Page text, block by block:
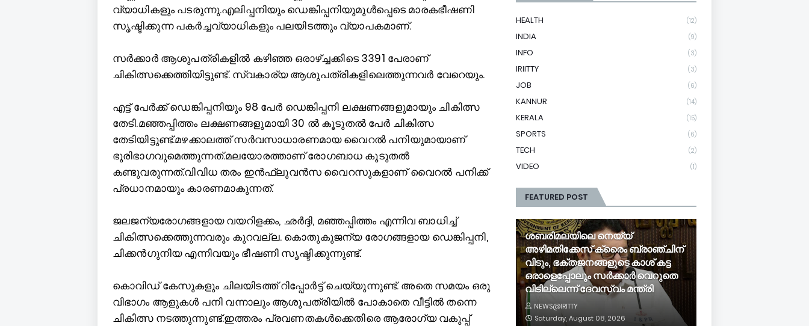
വ്യാധികളും പടരുന്നു.എലിപ്പനിയും ഡെങ്കിപ്പനിയുമുള്‍പ്പെടെ മാരകഭീഷണി
സൃഷ്ടിക്കുന്ന പകർച്ചവ്യാധികളും പലയിടത്തും വ്യാപകമാണ്.
സർക്കാർ ആശുപത്രികളില്‍ കഴിഞ്ഞ ഒരാഴ്ച്ചക്കിടെ 3391 പേരാണ്
ചികിത്സക്കെത്തിയിട്ടുണ്ട്. സ്വകാര്യ ആശുപത്രികളിലെത്തുന്നവർ വേറെയും.
എട്ട് പേർക്ക് ഡെങ്കിപ്പനിയും 98 പേർ ഡെങ്കിപ്പനി ലക്ഷണങ്ങളുമായും ചികിത്സ
തേടി.മഞ്ഞപ്പിത്തം ലക്ഷണങ്ങളുമായി 30 ല്‍ കൂടുതല്‍ പേർ ചികിത്സ
തേടിയിട്ടുണ്ട്.മഴക്കാലത്ത് സർവസാധാരണമായ വൈറല്‍ പനിയുമായാണ്
ഭൂരിഭാഗവുമെത്തുന്നത്.മലയോരത്താണ് രോഗബാധ കൂടുതല്‍
കണ്ടുവരുന്നത്.വിവിധ തരം ഇൻഫ്ലുവൻസ വൈറസുകളാണ് വൈറല്‍ പനിക്ക്
പ്രധാനമായും കാരണമാകുന്നത്.
ജലജന്യരോഗങ്ങളായ വയറിളക്കം, ഛർദ്ദി, മഞ്ഞപ്പിത്തം എന്നിവ ബാധിച്ച്‌
ചികിത്സക്കെത്തുന്നവരും കുറവല്ല. കൊതുകുജന്യ രോഗങ്ങളായ ഡെങ്കിപ്പനി,
ചിക്കൻഗുനിയ എന്നിവയും ഭീഷണി സൃഷ്ടിക്കുന്നുണ്ട്.
കൊവിഡ് കേസുകളും ചിലയിടത്ത് റിപ്പോർട്ട് ചെയ്യുന്നുണ്ട്. അതെ സമയം ഒരു
വിഭാഗം ആളുകള്‍ പനി വന്നാലും ആശുപത്രിയില്‍ പോകാതെ വീട്ടില്‍ തന്നെ
ചികിത്സ നടത്തുന്നുണ്ട്.ഇത്തരം പ്രവണതകള്‍ക്കെതിരെ ആരോഗ്യ വകുപ്പ്
HEALTH (12)
INDIA (9)
INFO (3)
IRIITTY (3)
JOB (6)
KANNUR (14)
KERALA (15)
SPORTS (6)
TECH (2)
VIDEO (1)
FEATURED POST
ശബരിമലയിലെ നെയ്യ്
അഴിമതിക്കേസ് ക്രൈം ബ്രാഞ്ചിന്
വിടും, ഭക്തജനങ്ങളുടെ കാശ് കട്ട
ഒരാളെപ്പോലും സർക്കാർ വെറുതെ
വിടില്ലെന്ന് ദേവസ്വം മന്ത്രി
NEWS@IRITTY
Saturday, August 08, 2026